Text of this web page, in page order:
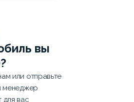
вы
или отправьте
менеджер
для вас